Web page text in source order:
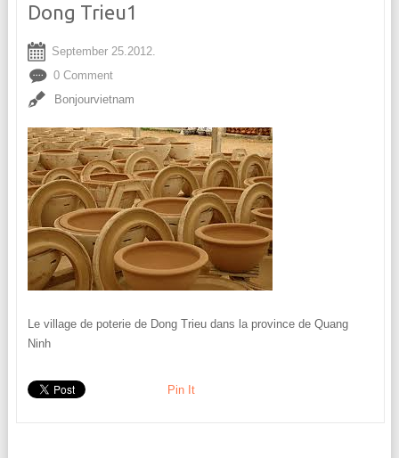
Dong Trieu1
September 25.2012.
0 Comment
Bonjourvietnam
Le village de poterie de Dong Trieu dans la province de Quang
Ninh
Pin It